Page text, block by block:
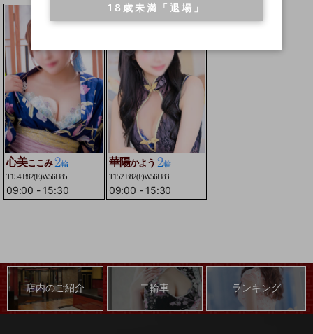
心美ここみ
T154 B82(E)W56H85
09:00 - 15:30
華陽かよう
T152 B82(F)W56H83
09:00 - 15:30
店内のご紹介 二輪車 ランキング
18歳未満「退場」